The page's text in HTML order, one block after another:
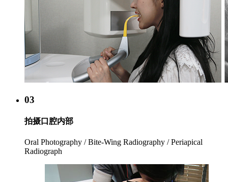
03
拍摄口腔内部
Oral Photography / Bite-Wing Radiography / Periapical
Radiograph